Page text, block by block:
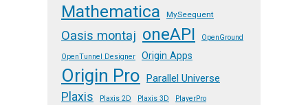
Mathematica MySeequent
Oasis montaj oneAPI OpenGround
OpenTunnel Designer Origin Apps
Origin Pro Parallel Universe
Plaxis Plaxis 2D Plaxis 3D PlayerPro